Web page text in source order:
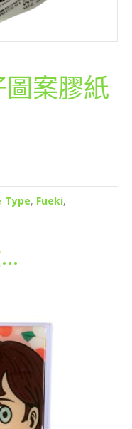
案膠紙
Type, Fueki,